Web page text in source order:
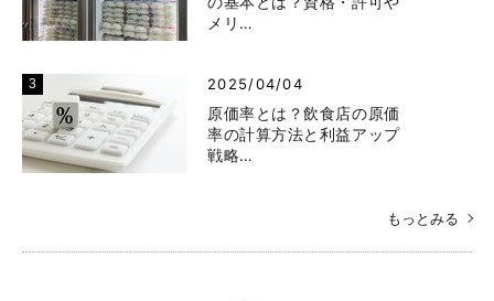
メリ…
2025/04/04
原価率とは？飲食店の原価
率の計算方法と利益アップ
戦略…
もっとみる